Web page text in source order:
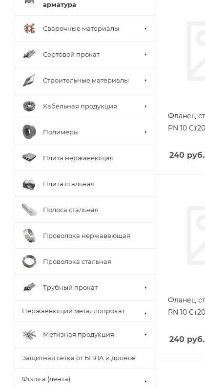
Фланец
PN 10
240 руб.
Фланец
PN 10
240 руб.
арматура
Сварочные материалы
Сортовой прокат
Строительные материалы
Кабельная продукция
Полимеры
Плита нержавеющая
Плита стальная
Полоса стальная
Проволока нержавеющая
Проволока стальная
Трубный прокат
Нержавеющий металлопрокат
Метизная продукция
Защитная сетка от БПЛА и дронов
Фольга (лента)